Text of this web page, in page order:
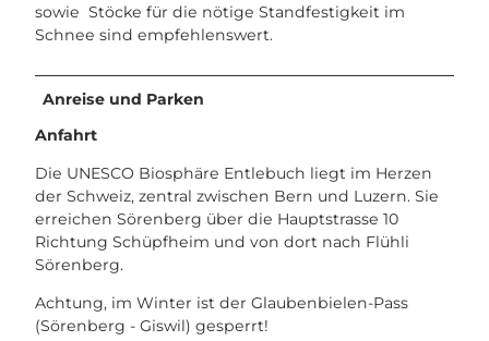
sowie Stöcke für die nötige Standfestigkeit im
Schnee sind empfehlenswert.
Anreise und Parken
Anfahrt
Die UNESCO Biosphäre Entlebuch liegt im Herzen
der Schweiz, zentral zwischen Bern und Luzern. Sie
erreichen Sörenberg über die Hauptstrasse 10
Richtung Schüpfheim und von dort nach Flühli
Sörenberg.
Achtung, im Winter ist der Glaubenbielen-Pass
(Sörenberg - Giswil) gesperrt!